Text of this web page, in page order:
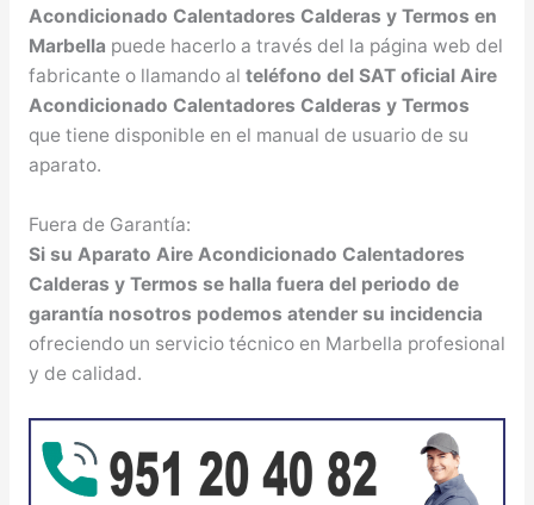
Acondicionado Calentadores Calderas y Termos en
Marbella puede hacerlo a través del la página web del
fabricante o llamando al teléfono del SAT oficial Aire
Acondicionado Calentadores Calderas y Termos
que tiene disponible en el manual de usuario de su
aparato.
Fuera de Garantía:
Si su Aparato Aire Acondicionado Calentadores
Calderas y Termos se halla fuera del periodo de
garantía nosotros podemos atender su incidencia
ofreciendo un servicio técnico en Marbella profesional
y de calidad.